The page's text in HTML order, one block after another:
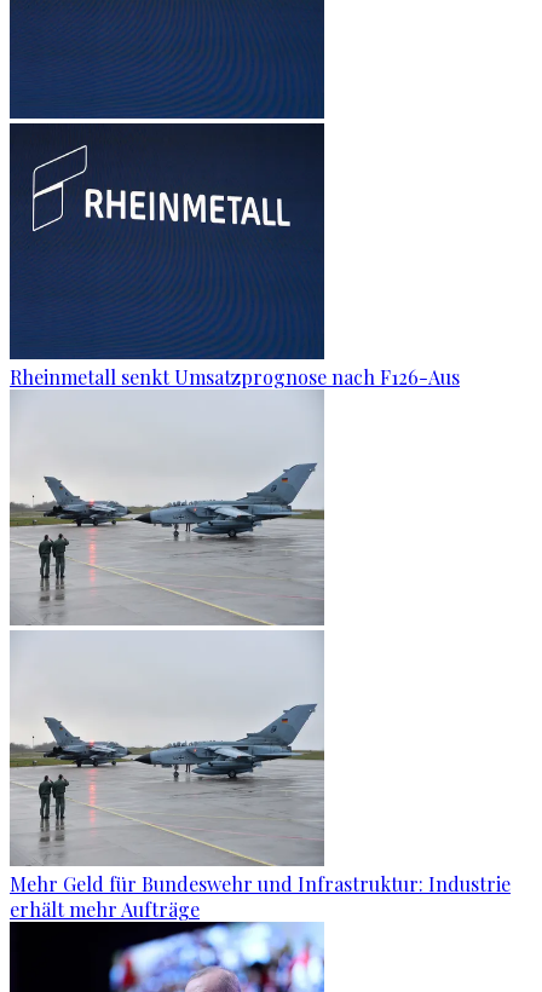
Rheinmetall senkt Umsatzprognose nach F126-Aus
Mehr Geld für Bundeswehr und Infrastruktur: Industrie
erhält mehr Aufträge